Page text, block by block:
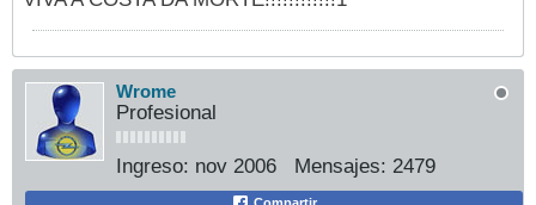
Wrome
Profesional
Ingreso: nov 2006 Mensajes: 2479